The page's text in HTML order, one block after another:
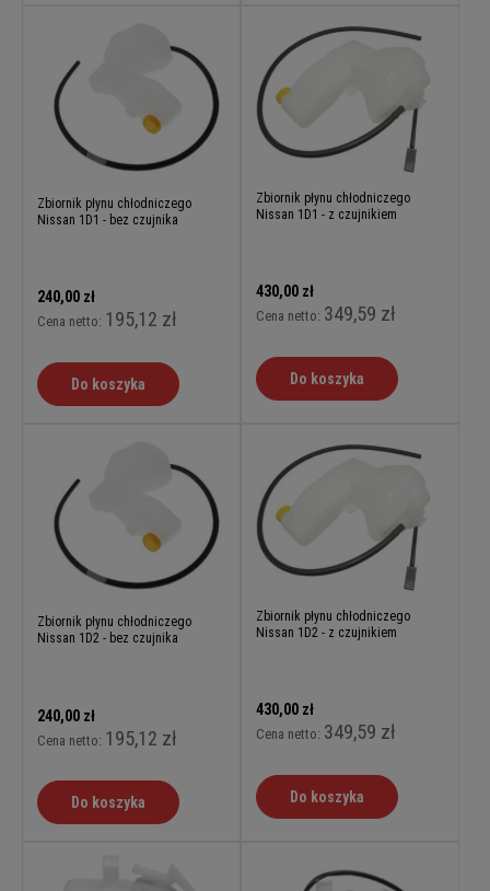
Zbiornik płynu chłodniczego
Nissan 1D1 - bez czujnika
240,00 zł
Cena netto: 195,12 zł
Do koszyka
Zbiornik płynu chłodniczego
Nissan 1D1 - z czujnikiem
430,00 zł
Cena netto: 349,59 zł
Do koszyka
Zbiornik płynu chłodniczego
Nissan 1D2 - bez czujnika
240,00 zł
Cena netto: 195,12 zł
Do koszyka
Zbiornik płynu chłodniczego
Nissan 1D2 - z czujnikiem
430,00 zł
Cena netto: 349,59 zł
Do koszyka